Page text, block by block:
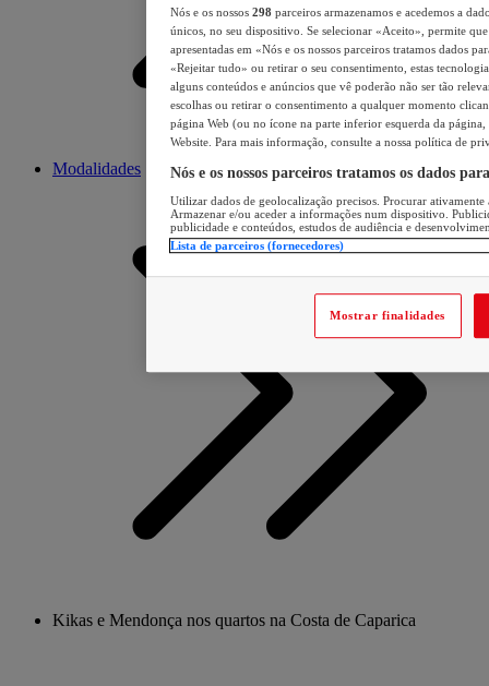
Modalidades
Kikas e Mendonça nos quartos na Costa de Caparica
Nós e os nossos 298 parceiros armazenamos e acedemos a
únicos, no seu dispositivo. Se selecionar «Aceito», permite
apresentadas em «Nós e os nossos parceiros tratamos dados
«Rejeitar tudo» ou retirar o seu consentimento, estas
alguns conteúdos e anúncios que vê poderão não ser tão
escolhas ou retirar o consentimento a qualquer momento
página Web (ou no ícone na parte inferior esquerda da página,
Website. Para mais informação, consulte a nossa política de
Nós e os nossos parceiros tratamos os dados
Utilizar dados de geolocalização precisos. Procurar
Armazenar e/ou aceder a informações num dispositivo.
publicidade e conteúdos, estudos de audiência e
Lista de parceiros (fornecedores)
Mostrar finalidades